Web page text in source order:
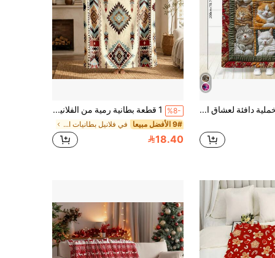
بطانية مخملية دافئة لعشاق القطط - مثالية للنوم على الأريكة والراحة في المكتب وديكور عيد الميلاد، هدية مناسبة لجميع المواسم للصديقة والشريك والعائلة
%8- 1 قطعة بطانية رمية من الفلانيل بطبعة هندسية بوهيمية وريش، بطانية ديكورية لغرفة المعيشة، B&B، الأريكة، القيلولة
9# الأفضل مبيعا في فلانيل بطانيات الأريكة، بطانيات الرمي، وبطانيات
18.40